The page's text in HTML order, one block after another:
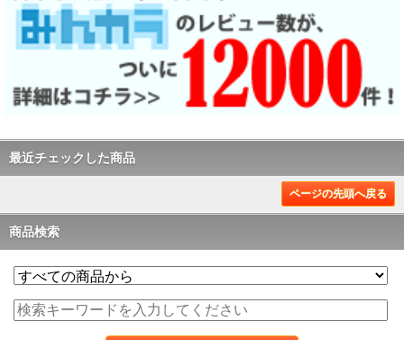
最近チェックした商品
ページの先頭へ戻る
商品検索